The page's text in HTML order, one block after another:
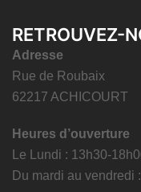
RETROUVEZ-
Adresse
Rue de Roubaix
62217 ACHICOURT
Heures d’ouverture
Le Lundi : 13h30-
Du mardi au vendredi